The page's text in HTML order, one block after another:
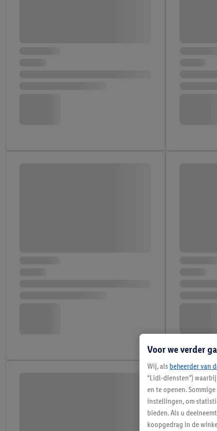
Voor we verder
Wij, als beheerder van
“Lidl-diensten”)
en te openen.
instellingen, om
bieden. Als u
koopgedrag in de